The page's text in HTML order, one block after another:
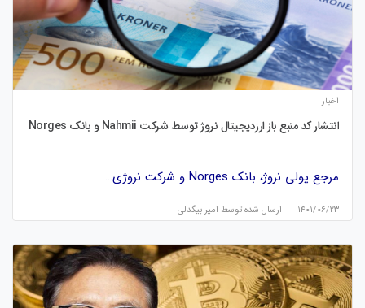
اخبار
انتشار کد منبع باز ارزدیجیتال نروژ توسط شرکت Nahmii و بانک Norges
مرجع پولی نروژ، بانک Norges و شرکت نروژی…
۱۴۰۱/۰۶/۲۳ ارسال شده توسط امیر بیگدلی